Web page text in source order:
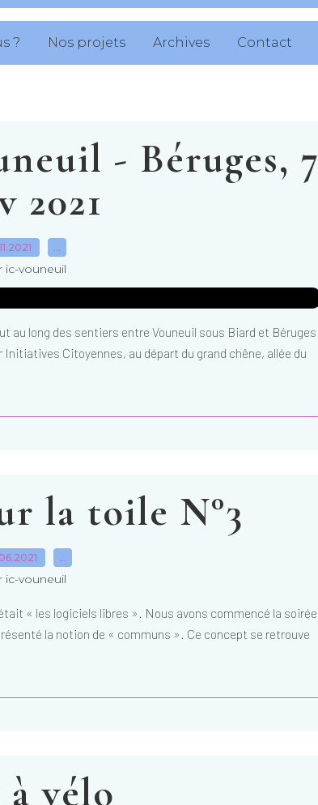
? Nos projets Archives Contact
- Béruges, 7
2021
…
ic-vouneuil
au long des sentiers entre Vouneuil sous Biard et Béruges
Citoyennes, au départ du grand chêne, allée du
la toile N°3
…
ic-vouneuil
« les logiciels libres ». Nous avons commencé la soirée
la notion de « communs ». Ce concept se retrouve
vélo